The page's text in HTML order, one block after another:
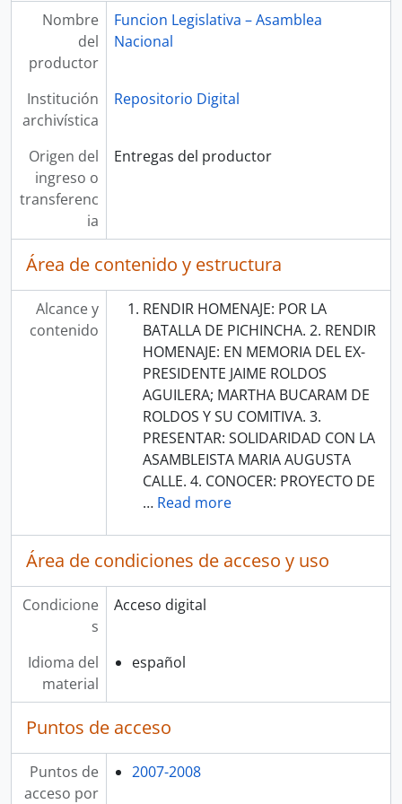
Nombre
del
productor
Funcion Legislativa – Asamblea
Nacional
Institución
archivística
Repositorio Digital
Origen del
ingreso o
transferenc
ia
Entregas del productor
Área de contenido y estructura
Alcance y
contenido
RENDIR HOMENAJE: POR LA
BATALLA DE PICHINCHA. 2. RENDIR
HOMENAJE: EN MEMORIA DEL EX-
PRESIDENTE JAIME ROLDOS
AGUILERA; MARTHA BUCARAM DE
ROLDOS Y SU COMITIVA. 3.
PRESENTAR: SOLIDARIDAD CON LA
ASAMBLEISTA MARIA AUGUSTA
CALLE. 4. CONOCER: PROYECTO DE
… Read more
Área de condiciones de acceso y uso
Condicione
s
Acceso digital
Idioma del
material
español
Puntos de acceso
Puntos de
acceso por
2007-2008